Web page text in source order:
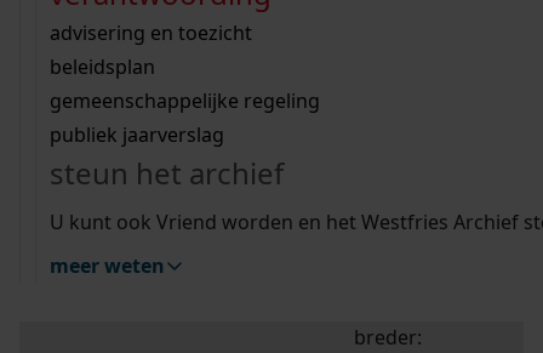
bouwvergunningen
omgevingsvergunningen
vergunningen
beeld en geluid
uitleg nodig?
Wij helpen u op weg met een aantal zoektips.
bekijk alle zoektips
Wij helpen u op weg met een aantal zoektips.
bekijk alle zoektips
bekijk ons geschiedenislokaal
advisering en toezicht
beleidsplan
gemeenschappelijke regeling
publiek jaarverslag
steun het archief
U kunt ook Vriend worden en het Westfries Archief
meer weten
zoektips
Mijn Studiezaal (inloggen)
uw zoekopdracht te
breder: